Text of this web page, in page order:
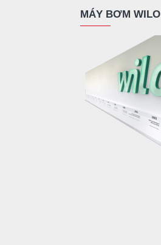
MÁY BƠM WILO